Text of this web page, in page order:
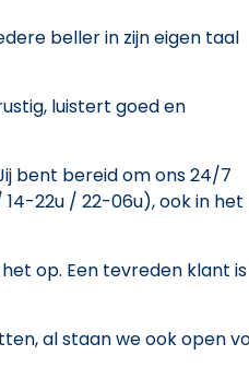
beller in zijn eigen taal
luistert goed en
bent bereid om ons 24/7
22u / 22-06u), ook in het
op. Een tevreden klant is
al staan we ook open